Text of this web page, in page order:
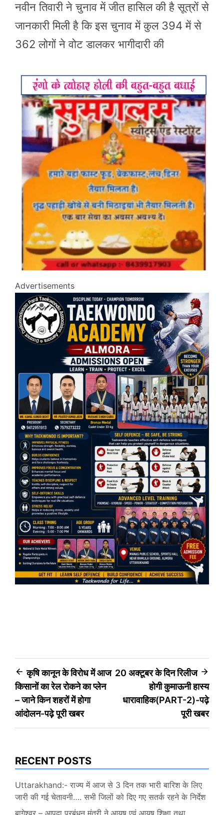
नवीन तिवारी ने चुनाव में जीत हासिल की है सूत्रों से
जानकारी मिली है कि इस चुनाव में कुल 394 में से
362 लोगों ने वोट डालकर भागीदारी की
Advertisements
Post
navigation
कृषि कानून के विरोध में आज
किसानों का रेल रोकने का प्लेन
– जाने किन शहरों में होगा
आंदोलन-पढ़े पूरी खबर
20 अक्टूबर के दिन रिलीज
होगी कुमाऊनी हास्य
धारावाहिक(PART-2)-पढ़े
पूरी खबर
RECENT POSTS
Uttarakhand:- राज्य में आज से 3 दिन तक भारी बारिश के लिए
जारी की गई चेतावनी…. सभी जिलों को दिए गए सतर्क रहने के निर्देश